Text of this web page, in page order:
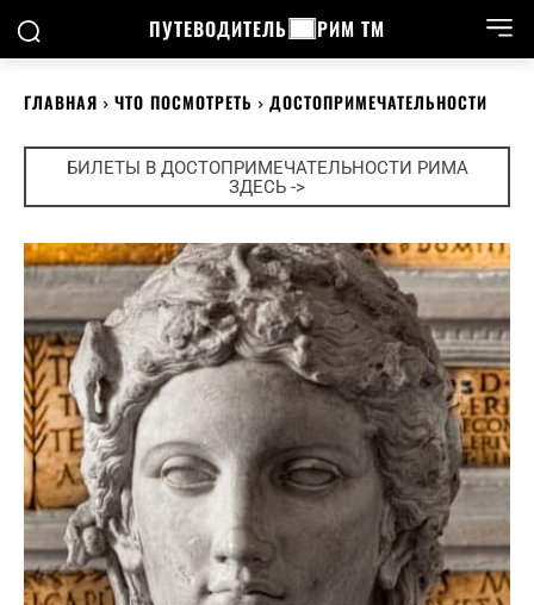
ПУТЕВОДИТЕЛЬ РИМ ТМ
ГЛАВНАЯ ЧТО ПОСМОТРЕТЬ ДОСТОПРИМЕЧАТЕЛЬНОСТИ
БИЛЕТЫ В ДОСТОПРИМЕЧАТЕЛЬНОСТИ РИМА
ЗДЕСЬ ->